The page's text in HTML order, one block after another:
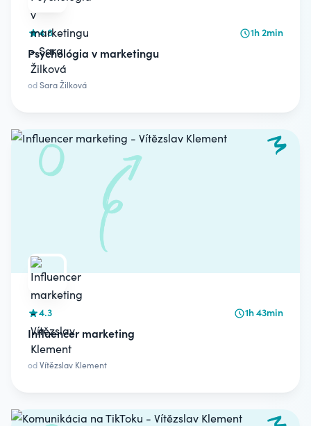
4.8 1h 2min
Psychológia v marketingu
odSara Žilková
4.3 1h 43min
Influencer marketing
odVítězslav Klement